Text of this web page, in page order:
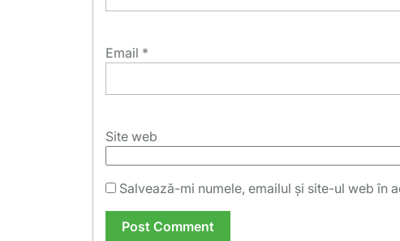
Email *
Site web
Salvează-mi numele, emailul și site-ul web în